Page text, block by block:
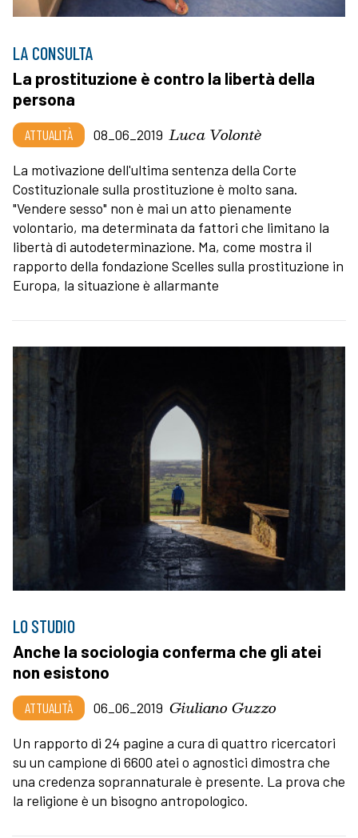
LA CONSULTA
La prostituzione è contro la libertà della
persona
ATTUALITÀ 08_06_2019 Luca Volontè
La motivazione dell'ultima sentenza della Corte
Costituzionale sulla prostituzione è molto sana.
"Vendere sesso" non è mai un atto pienamente
volontario, ma determinata da fattori che limitano la
libertà di autodeterminazione. Ma, come mostra il
rapporto della fondazione Scelles sulla prostituzione in
Europa, la situazione è allarmante
LO STUDIO
Anche la sociologia conferma che gli atei
non esistono
ATTUALITÀ 06_06_2019 Giuliano Guzzo
Un rapporto di 24 pagine a cura di quattro ricercatori
su un campione di 6600 atei o agnostici dimostra che
una credenza soprannaturale è presente. La prova che
la religione è un bisogno antropologico.